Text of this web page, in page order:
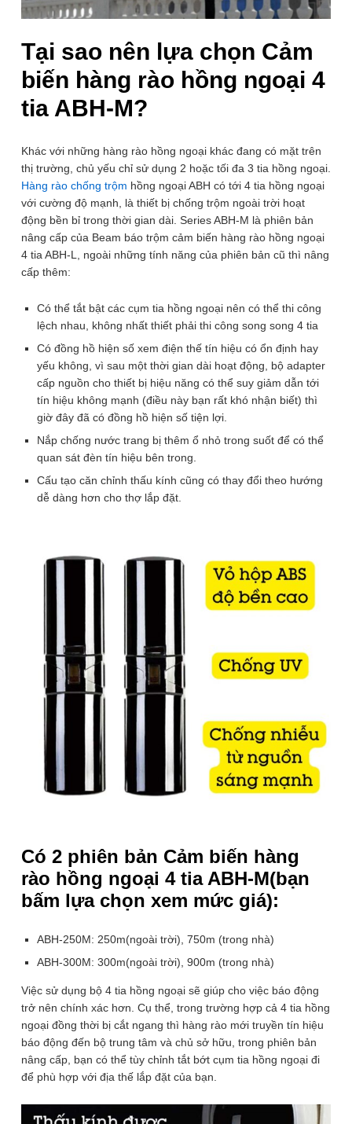
Tại sao nên lựa chọn Cảm
biến hàng rào hồng ngoại 4
tia ABH-M?
Khác với những hàng rào hồng ngoại khác đang có mặt trên
thị trường, chủ yếu chỉ sử dụng 2 hoặc tối đa 3 tia hồng ngoại.
Hàng rào chống trộm hồng ngoại ABH có tới 4 tia hồng ngoại
với cường độ mạnh, là thiết bị chống trộm ngoài trời hoạt
động bền bỉ trong thời gian dài. Series ABH-M là phiên bản
nâng cấp của Beam báo trộm cảm biến hàng rào hồng ngoại
4 tia ABH-L, ngoài những tính năng của phiên bản cũ thì nâng
cấp thêm:
Có thể tắt bật các cụm tia hồng ngoại nên có thể thi công
lệch nhau, không nhất thiết phải thi công song song 4 tia
Có đồng hồ hiện số xem điện thế tín hiệu có ổn định hay
yếu không, vì sau một thời gian dài hoạt động, bộ adapter
cấp nguồn cho thiết bị hiệu năng có thể suy giảm dẫn tới
tín hiệu không mạnh (điều này bạn rất khó nhận biết) thì
giờ đây đã có đồng hồ hiện số tiện lợi.
Nắp chống nước trang bị thêm ổ nhỏ trong suốt để có thể
quan sát đèn tín hiệu bên trong.
Cấu tạo căn chỉnh thấu kính cũng có thay đổi theo hướng
dễ dàng hơn cho thợ lắp đặt.
Có 2 phiên bản Cảm biến hàng
rào hồng ngoại 4 tia ABH-M(bạn
bấm lựa chọn xem mức giá):
ABH-250M: 250m(ngoài trời), 750m (trong nhà)
ABH-300M: 300m(ngoài trời), 900m (trong nhà)
Việc sử dụng bộ 4 tia hồng ngoại sẽ giúp cho việc báo động
trở nên chính xác hơn. Cụ thể, trong trường hợp cả 4 tia hồng
ngoại đồng thời bị cắt ngang thì hàng rào mới truyền tín hiệu
báo động đến bộ trung tâm và chủ sở hữu, trong phiên bản
nâng cấp, bạn có thể tùy chỉnh tắt bớt cụm tia hồng ngoại đi
để phù hợp với địa thế lắp đặt của bạn.
Miễn phí ship đơn hàng >1.000.000đ
Cảm biến hàng rào hồng ngoại 4 tia
ABH-M
Thương hiệu: OEM
sản phẩm nâng cấp mới với phạm vi hoạt động lên tới 250-
300m ngoài trời và 750-900m trong nhà. Ngoài ra, sản
phẩm hạn chế báo động giả qua 4 tia hồng ngoại đồng thời
nhưng có khả năng tắt bật từng cặp hồng ngoài, nâng cấp
thêm đồng hồ hiện số để kiểm tra độ ổn định dòng điện, có
tiêu chuẩn chống nước IP53 và khả năng điều chỉnh độ trễ.
Ứng dụng của hàng rào hồng ngoại này rất đa dạng, từ
nhà ở, biệt thự đến khu nghỉ dưỡng, sân vườn, kho bãi,
nhà xưởng, sân vận động ngoài trời.
Lựa chọn phiên bản: ABH-250M (Khoảng Cách 250m)
ABH-250M
(Khoảng
ABH-300M
(Khoảng
2.190.000₫ 2.500.000₫ -12% ℹ️
Cảm
biến
Số lượng
ĐẶT HÀNG
Thời hạn bảo hành SP:
12 tháng
Thông số kỹ thuật Cảm biến
hàng rào hồng ngoại 4 tia ABH-M
Cảm biến
hồng ngoại
ABH-250M, ABH-300M
Số tia hồng
ngoại
4 tia hồng ngoại
Khoảng
cách
ABH-250M: 250m(ngoài trời)
750m(trong nhà) . ABH-250M:
300m(ngoài trời), 900m (trong nhà)
Tốc độ
35-700ms (có thể điều hcỉnh)
động
điểm đầu ra NC DC24V 0.5A max
Nguồn cấp DC12 ~ 24V
Cường độ
dòng điện
100-105mA
trễ
Từ 1-6 giây